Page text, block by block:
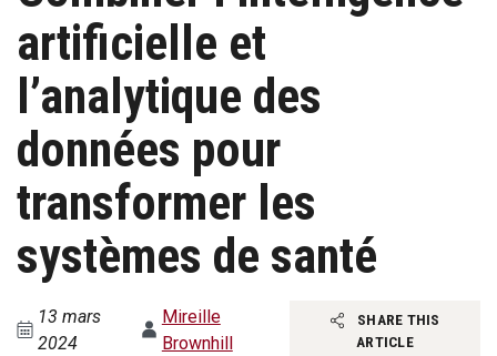
artificielle et
l’analytique des
données pour
transformer les
systèmes de santé
13 mars
2024
Mireille
Brownhill
SHARE THIS
ARTICLE